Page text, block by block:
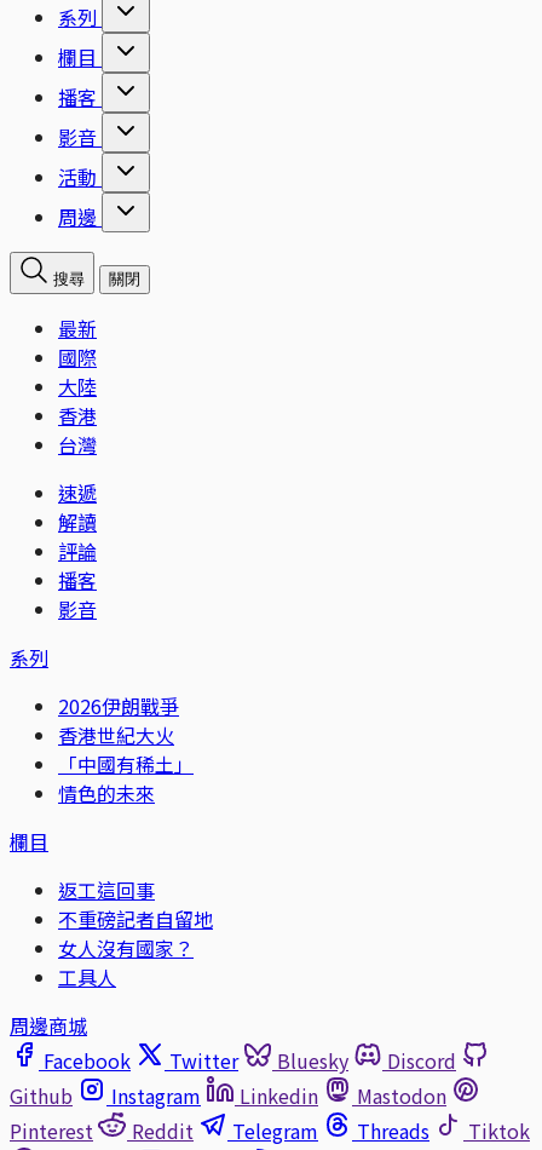
系列
欄目
播客
影音
活動
周邊
搜尋 關閉
最新
國際
大陸
香港
台灣
速遞
解讀
評論
播客
影音
系列
2026伊朗戰爭
香港世紀大火
「中國有稀土」
情色的未來
欄目
返工這回事
不重磅記者自留地
女人沒有國家？
工具人
周邊商城
Facebook
Twitter Bluesky
Discord
Github
Instagram Linkedin
Mastodon
Pinterest
Reddit Telegram Threads
Tiktok